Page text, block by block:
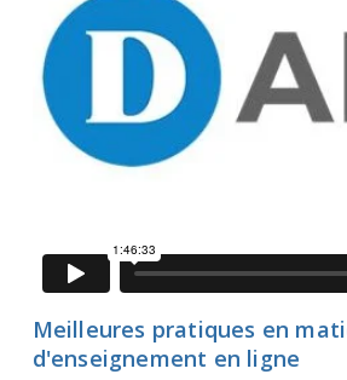
Meilleures pratiques en
d'enseignement en ligne
Liens
Menu